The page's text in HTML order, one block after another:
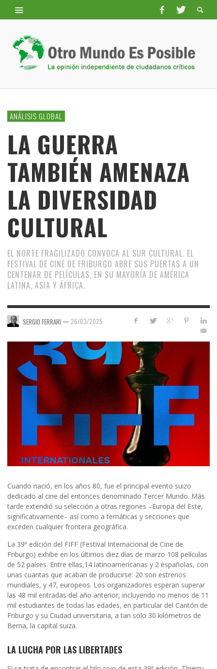
ANÁLISIS GLOBAL
LA GUERRA
TAMBIÉN AMENAZA
LA DIVERSIDAD
CULTURAL
EL NORTE FRAGILIZADO CONVOCA AL SUR CULTURAL. EL
FESTIVAL DE CINE DE FRIBURGO ABRE SUS PUERTAS A UN
CENTENAR DE PELÍCULAS, EN SU MAYORÍA DE AMÉRICA
LATINA, ASIA Y ÁFRICA.
SERGIO FERRARI — 26/03/2025
Cuando nació, en los años 80, fue el principal evento suizo
dedicado al cine del entonces denominado Tercer Mundo. Más
tarde extendió su selección a otras regiones –Europa del Este,
significativamente– así como a temáticas y secciones que
exceden cualquier frontera geográfica.
La 39ª edición del FIFF (Festival Internacional de Cine de
Friburgo) exhibe en los últimos diez días de marzo 108 películas
de 52 países. Entre ellas,14 latinoamericanas y 2 españolas, con
unas cuantas que acaban de producirse: 20 son estrenos
mundiales, y 47, europeos. Los organizadores esperan superar
las 48 mil entradas del año anterior, incluyendo no menos de 11
mil estudiantes de todas las edades, en particular del Cantón de
Friburgo y su Ciudad universitaria, a tan solo 30 kilómetros de
Berna, la capital suiza.
LA LUCHA POR LAS LIBERTADES